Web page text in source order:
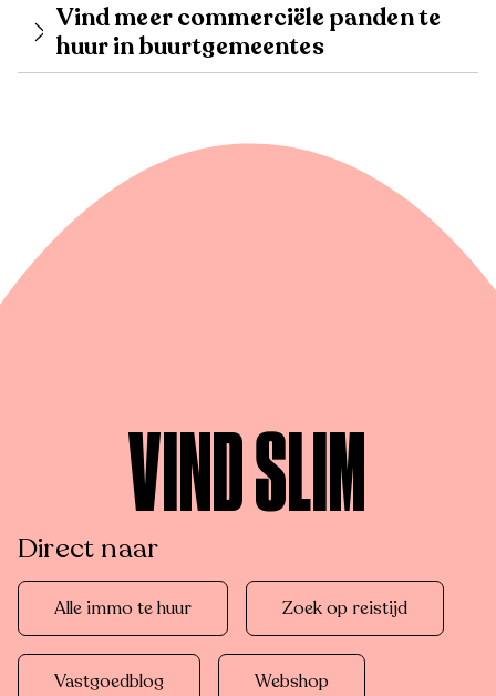
Vind meer commerciële panden te
huur in buurtgemeentes
VIND SLIM
Direct naar
Alle immo te huur Zoek op reistijd
Vastgoedblog Webshop